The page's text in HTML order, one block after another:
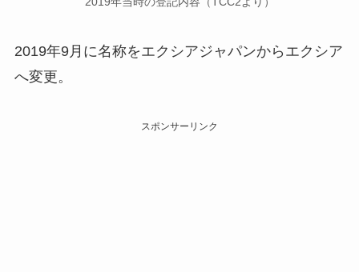
2019年9月に名称をエクシアジャパンからエクシア
へ変更。
スポンサーリンク